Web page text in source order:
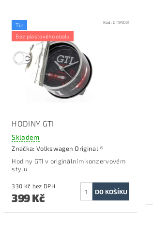
Tip
Bez plastového obalu
Kód:GTIMC01
HODINY GTI
Skladem
Značka: Volkswagen Original ®
Hodiny GTI v originálním konzervovém
stylu.
330 Kč bez DPH
399 Kč